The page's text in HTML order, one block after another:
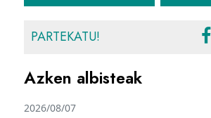
PARTEKATU!
Azken albisteak
2026/08/07